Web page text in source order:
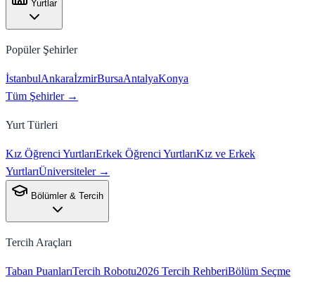
Yurtlar
Popüler Şehirler
İstanbulAnkaraİzmirBursaAntalyaKonya
Tüm Şehirler →
Yurt Türleri
Kız Öğrenci YurtlarıErkek Öğrenci YurtlarıKız ve Erkek
YurtlarıÜniversiteler →
Bölümler & Tercih
Tercih Araçları
Taban PuanlarıTercih Robotu2026 Tercih RehberiBölüm Seçme